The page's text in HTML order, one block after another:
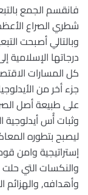
فانقسم الجمع
شطري الصراع
وبالتالي أصبحت
درجاتها الإسلامية
كل المسارات
جزء أخر من
على طبيعة أصل
وثبات أُس
ليصبح بتطوره
إستراتيجية وامن
والنكسات التي حلت
وأهدافه, والهزائم